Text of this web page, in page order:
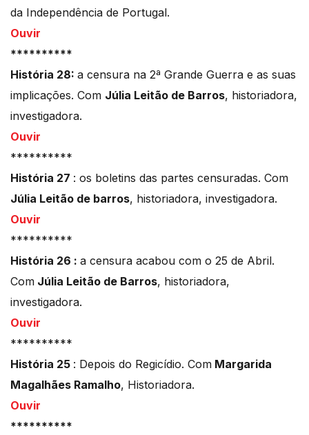
da Independência de Portugal.
Ouvir
**********
História 28: a censura na 2ª Grande Guerra e as suas
implicações. Com Júlia Leitão de Barros, historiadora,
investigadora.
Ouvir
**********
História 27 : os boletins das partes censuradas. Com
Júlia Leitão de barros, historiadora, investigadora.
Ouvir
**********
História 26 : a censura acabou com o 25 de Abril.
Com Júlia Leitão de Barros, historiadora,
investigadora.
Ouvir
**********
História 25 : Depois do Regicídio. Com Margarida
Magalhães Ramalho, Historiadora.
Ouvir
**********